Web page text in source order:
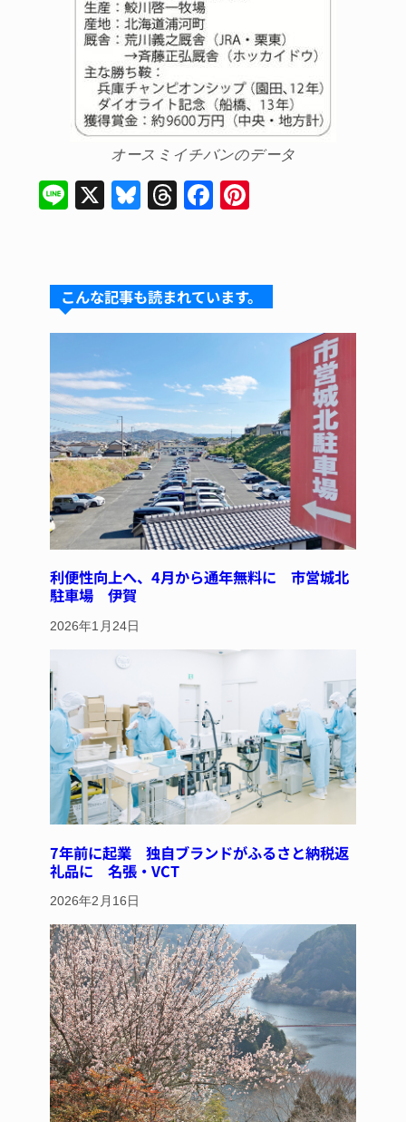
オースミイチバンのデータ
Li
X
Bl
s
k
y
T
a
d
s
F
e
b
o
o
k
e
st
こんな記事も読まれています。
利便性向上へ、4月から通年無料に 市営城北
駐車場 伊賀
2026年1月24日
7年前に起業 独自ブランドがふるさと納税返
礼品に 名張・VCT
2026年2月16日